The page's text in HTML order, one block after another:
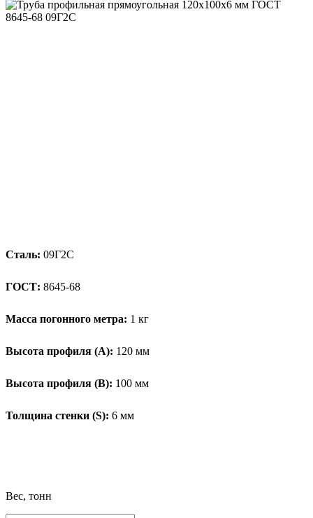
Сталь: 09Г2С
ГОСТ: 8645-68
Масса погонного метра: 1 кг
Высота профиля (А): 120 мм
Высота профиля (B): 100 мм
Толщина стенки (S): 6 мм
Вес, тонн